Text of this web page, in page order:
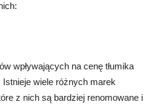
wpływających na cenę tłumika
wiele różnych marek
z nich są bardziej renomowane i